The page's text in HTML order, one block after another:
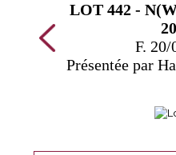
LOT 442 -
F. 20/
Présentée par